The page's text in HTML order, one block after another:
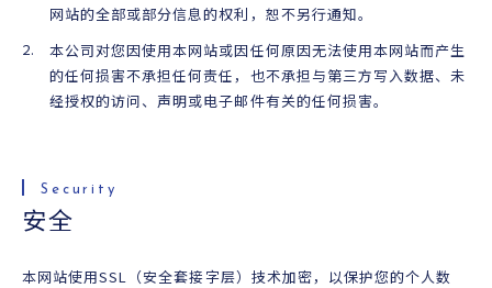
网站的全部或部分信息的权利，恕不另行通知。
本公司对您因使用本网站或因任何原因无法使用本网站而产生
的任何损害不承担任何责任，也不承担与第三方写入数据、未
经授权的访问、声明或电子邮件有关的任何损害。
安全
本网站使用SSL（安全套接字层）技术加密，以保护您的个人数